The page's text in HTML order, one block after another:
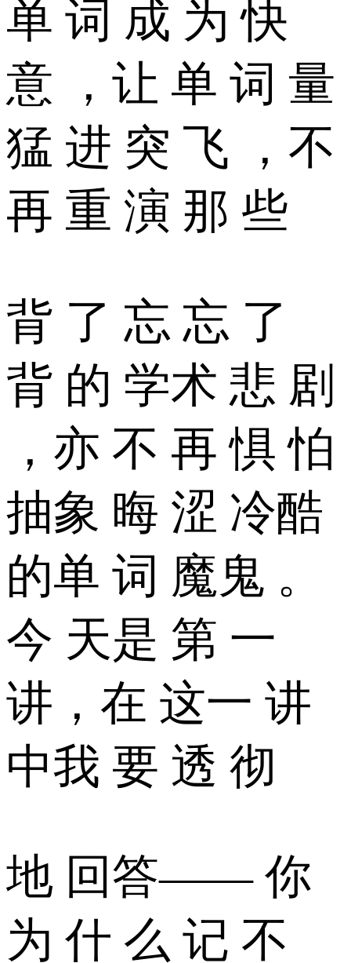
单 词 成 为 快
意 ，让 单 词 量
猛 进 突 飞 ，不
再 重 演 那 些
背 了 忘 忘 了
背 的 学术 悲 剧
，亦 不 再 惧 怕
抽象 晦 涩 冷酷
的单 词 魔鬼 。
今 天是 第 一
讲，在 这一 讲
中我 要 透 彻
地 回答—— 你
为 什 么 记 不